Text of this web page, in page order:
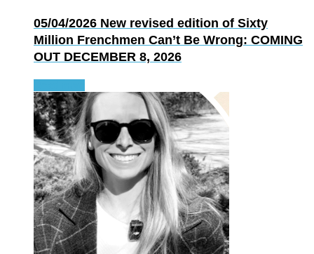
05/04/2026 New revised edition of Sixty
Million Frenchmen Can’t Be Wrong: COMING
OUT DECEMBER 8, 2026